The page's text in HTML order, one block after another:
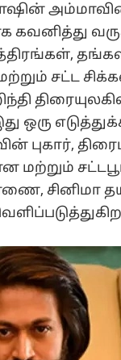
யாஷின்
கவனித்து
மற்றும் சட்ட
புகார்,
மற்றும்
சினிமா